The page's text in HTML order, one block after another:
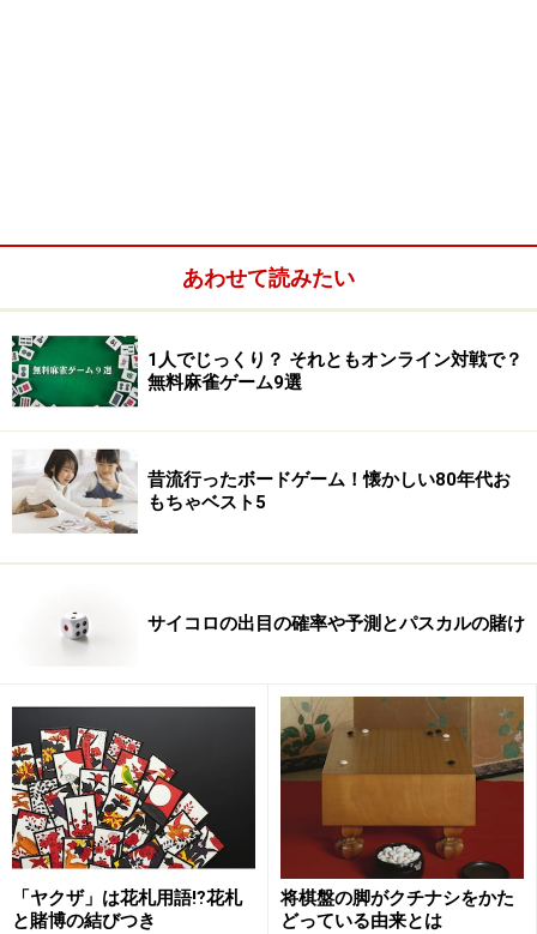
タイトル：罰ゲームトランプ HARD編
メーカー：ビバリー
罰ゲームを「どんな内容にするか」を決めるのは、意外
な部分がありますので、あまりにきつ過ぎる罰ゲーム
は、あとでそこはかとない遺恨が残ったりします。
ランダム引きならある意味公平な罰ゲー
ム？
双六屋は学生時代の一時期体育会系な時もあったので……
あわせて読みたい
1人でじっくり？ それともオンライン対戦で？
無料麻雀ゲーム9選
昔流行ったボードゲーム！懐かしい80年代お
もちゃベスト5
サイコロの出目の確率や予測とパスカルの賭け
「ヤクザ」は花札用語⁉花札
と賭博の結びつき
将棋盤の脚がクチナシをかた
どっている由来とは